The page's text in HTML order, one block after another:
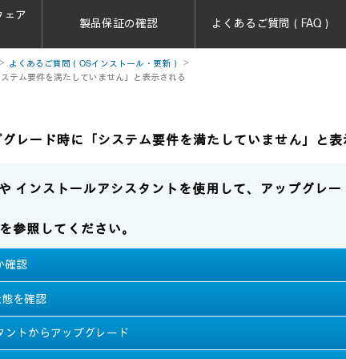
ェア
製品保証の確認 よくあるご質問（FAQ）
よくあるご質問（OSインストール・更新）
テム要件を満たしていません」と表示される
グレード時に「システム要件を満たしていません」と
インストールアシスタントを使用して、アップグレ
参照してください。
確認
を確認
ントからアップグレード